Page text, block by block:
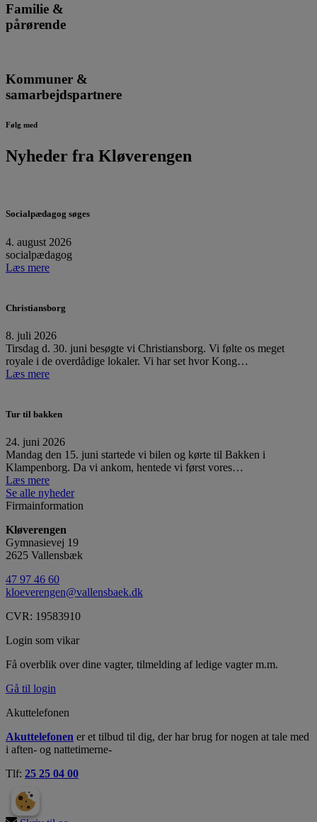
Familie &
pårørende
Kommuner &
samarbejdspartnere
Følg med
Nyheder fra Kløverengen
Socialpædagog søges
4. august 2026
socialpædagog
Læs mere
Christiansborg
8. juli 2026
Tirsdag d. 30. juni besøgte vi Christiansborg. Vi følte os meget
royale i de overdådige lokaler. Vi har set hvor Kong…
Læs mere
Tur til bakken
24. juni 2026
Mandag den 15. juni startede vi bilen og kørte til Bakken i
Klampenborg. Da vi ankom, hentede vi først vores…
Læs mere
Se alle nyheder
Firmainformation
Kløverengen
Gymnasievej 19
2625 Vallensbæk
47 97 46 60
kloeverengen@vallensbaek.dk
CVR: 19583910
Login som vikar
Få overblik over dine vagter, tilmelding af ledige vagter m.m.
Gå til login
Akuttelefonen
Akuttelefonen er et tilbud til dig, der har brug for nogen at tale med
i aften- og nattetimerne-
Tlf: 25 25 04 00